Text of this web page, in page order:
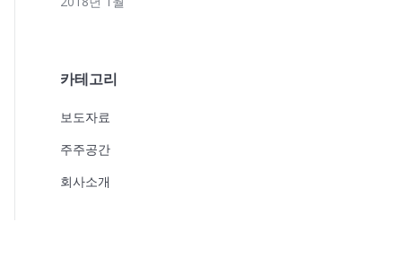
카테고리
보도자료
주주공간
회사소개